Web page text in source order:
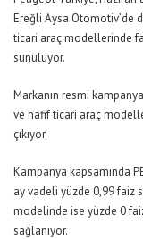
Ereğli Aysa Otomotiv’de
ticari araç modellerinde
sunuluyor.
Markanın resmi
ve hafif ticari araç
çıkıyor.
Kampanya kapsamında
ay vadeli yüzde 0,99 faiz
modelinde ise yüzde 0
sağlanıyor.